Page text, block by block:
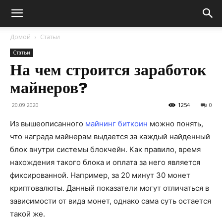
Домой Статьи
Статьи
На чем строится заработок
майнеров?
20.09.2020 0
1254
Из вышеописанного майнинг биткоин можно понять,
что награда майнерам выдается за каждый найденный
блок внутри системы блокчейн. Как правило, время
нахождения такого блока и оплата за него является
фиксированной. Например, за 20 минут 30 монет
криптовалюты. Данный показатели могут отличаться в
зависимости от вида монет, однако сама суть остается
такой же.